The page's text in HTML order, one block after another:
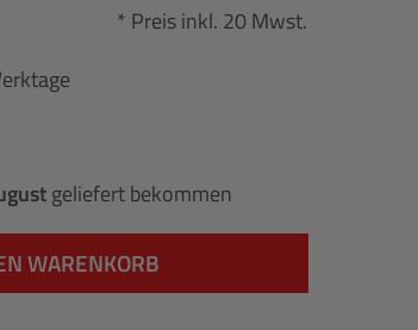
* Preis inkl. 20 Mwst.
geliefert bekommen
WARENKORB